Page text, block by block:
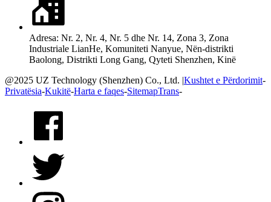
Adresa: Nr. 2, Nr. 4, Nr. 5 dhe Nr. 14, Zona 3, Zona
Industriale LianHe, Komuniteti Nanyue, Nën-distrikti
Baolong, Distrikti Long Gang, Qyteti Shenzhen, Kinë
@2025 UZ Technology (Shenzhen) Co., Ltd. | Kushtet e Përdorimit-
Privatësia-Kukitë-Harta e faqes-SitemapTrans-